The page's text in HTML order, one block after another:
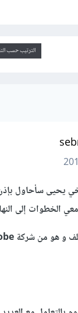
الترتيب حسب
يحيى سأحاول
الخطوات إلى